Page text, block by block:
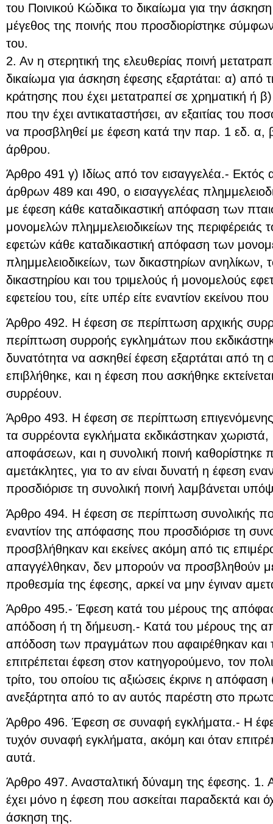
του Ποινικού Κώδικα το δικαίωμα για την
μέγεθος της ποινής που προσδιορίστηκε
του.
2. Αν η στερητική της ελευθερίας ποινή
δικαίωμα για άσκηση έφεσης εξαρτάται: α) από
κράτησης που έχει μετατραπεί σε χρηματική ή
που την έχει αντικαταστήσει, αν εξαιτίας του
να προσβληθεί με έφεση κατά την παρ. 1 εδ. α,
άρθρου.
Άρθρο 491 γ) Ιδίως από τον εισαγγελέα.- Εκτός
άρθρων 489 και 490, ο εισαγγελέας
με έφεση κάθε καταδικαστική απόφαση των
μονομελών πλημμελειοδικείων της περιφέρειάς
εφετών κάθε καταδικαστική απόφαση των
πλημμελειοδικείων, των δικαστηρίων ανηλίκων,
δικαστηρίου και του τριμελούς ή μονομελούς
εφετείου του, είτε υπέρ είτε εναντίον εκείνου
Άρθρο 492. Η έφεση σε περίπτωση αρχικής
περίπτωση συρροής εγκλημάτων που
δυνατότητα να ασκηθεί έφεση εξαρτάται από τη
επιβλήθηκε, και η έφεση που ασκήθηκε
συρρέουν.
Άρθρο 493. Η έφεση σε περίπτωση
τα συρρέοντα εγκλήματα εκδικάστηκαν
αποφάσεων, και η συνολική ποινή καθορίστηκε
αμετάκλητες, για το αν είναι δυνατή η έφεση
προσδιόρισε τη συνολική ποινή λαμβάνεται
Άρθρο 494. Η έφεση σε περίπτωση συνολικής
εναντίον της απόφασης που προσδιόρισε τη
προσβλήθηκαν και εκείνες ακόμη από τις
απαγγέλθηκαν, δεν μπορούν να προσβληθούν
προθεσμία της έφεσης, αρκεί να μην έγιναν
Άρθρο 495.- Έφεση κατά του μέρους της
απόδοση ή τη δήμευση.- Κατά του μέρους της
απόδοση των πραγμάτων που αφαιρέθηκαν και
επιτρέπεται έφεση στον κατηγορούμενο, τον
τρίτο, του οποίου τις αξιώσεις έκρινε η
ανεξάρτητα από το αν αυτός παρέστη στο
Άρθρο 496. Έφεση σε συναφή εγκλήματα.- Η
τυχόν συναφή εγκλήματα, ακόμη και όταν
αυτά.
Άρθρο 497. Ανασταλτική δύναμη της έφεσης. 1.
έχει μόνο η έφεση που ασκείται παραδεκτά και
άσκηση της.